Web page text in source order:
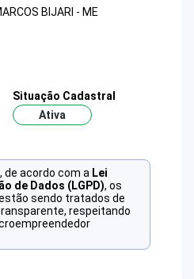
BIJARI - ME
Situação Cadastral
Ativa
de acordo com a Lei
de Dados (LGPD), os
sendo tratados de
respeitando